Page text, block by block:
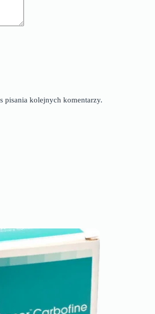
pisania kolejnych komentarzy.